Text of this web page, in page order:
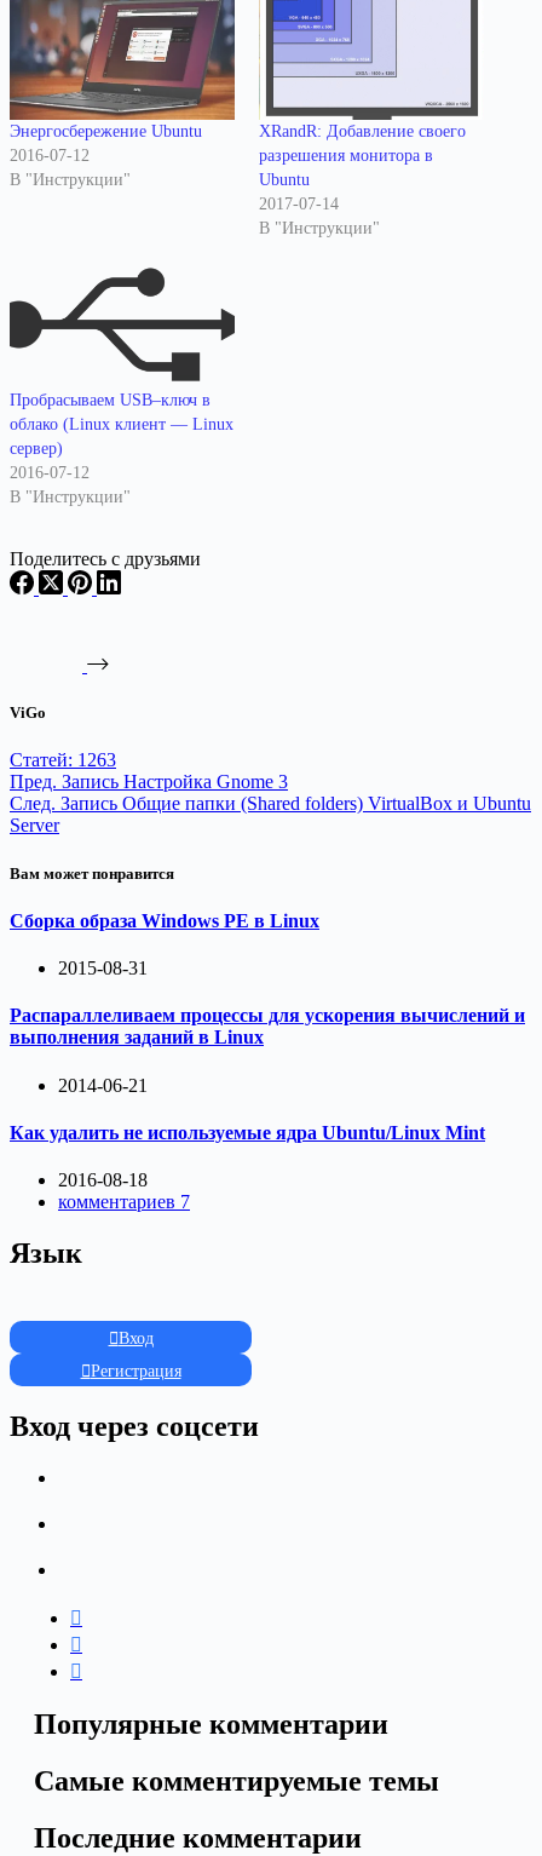
Энергосбережение Ubuntu
2016-07-12
В "Инструкции"
XRandR: Добавление своего
разрешения монитора в
Ubuntu
2017-07-14
В "Инструкции"
Пробрасываем USB–ключ в
облако (Linux клиент — Linux
сервер)
2016-07-12
В "Инструкции"
Поделитесь с друзьями
ViGo
Статей: 1263
Пред. Запись Настройка Gnome 3
След. Запись Общие папки (Shared folders) VirtualBox и Ubuntu
Server
Вам может понравится
Сборка образа Windows PE в Linux
2015-08-31
Распараллеливаем процессы для ускорения вычислений и
выполнения заданий в Linux
2014-06-21
Как удалить не используемые ядра Ubuntu/Linux Mint
2016-08-18
комментариев 7
Язык
Вход
Регистрация
Вход через соцсети
Популярные комментарии
Самые комментируемые темы
Последние комментарии